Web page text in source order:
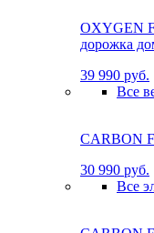
OXYGEN
до­рож­ка
39 990 руб.
Все
CARBON
30 990 руб.
Все